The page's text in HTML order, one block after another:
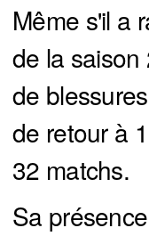
Même s'il a
de la
de
de retour à
32 matchs.
Sa